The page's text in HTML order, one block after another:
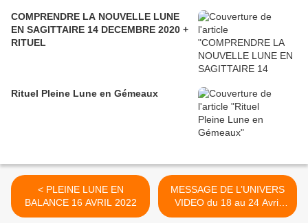
COMPRENDRE LA NOUVELLE LUNE
EN SAGITTAIRE 14 DECEMBRE 2020 +
RITUEL
Rituel Pleine Lune en Gémeaux
< PLEINE LUNE EN
BALANCE 16 AVRIL 2022
MESSAGE DE L’UNIVERS
VIDEO du 18 au 24 Avril
2022 >